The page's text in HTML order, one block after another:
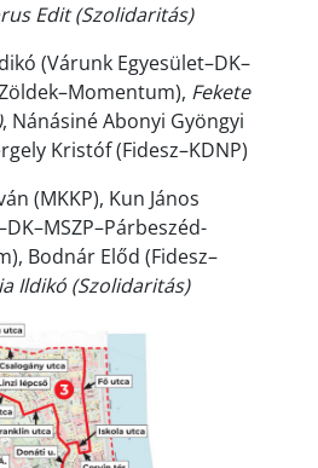
Edit (Szolidaritás)
(Várunk Egyesület–DK–
Fekete
, Nánásiné Abonyi Gyöngyi
Kristóf (Fidesz–KDNP)
(MKKP), Kun János
Bodnár Előd (Fidesz–
Ildikó (Szolidaritás)